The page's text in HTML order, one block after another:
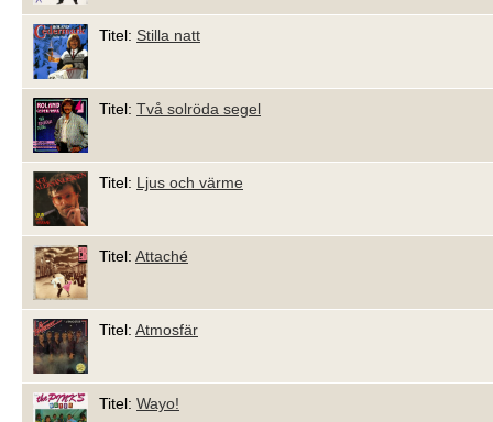
Titel: Stilla natt
Titel: Två solröda segel
Titel: Ljus och värme
Titel: Attaché
Titel: Atmosfär
Titel: Wayo!